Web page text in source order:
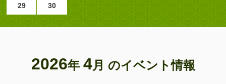
29 30
2026年 4月 のイベント情報